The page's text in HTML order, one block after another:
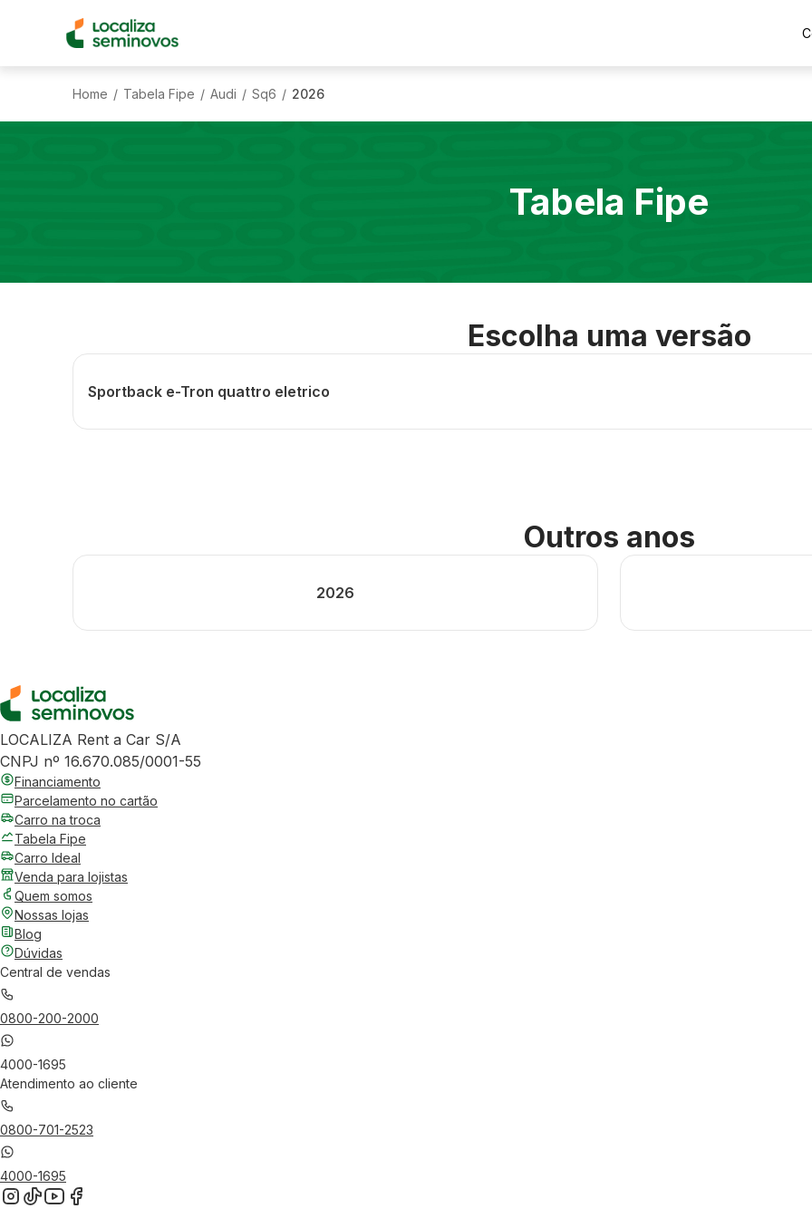
Home / Tabela Fipe / Audi / Sq6 / 2026
Tabela Fipe
Escolha uma versão
Sportback e-Tron quattro eletrico
Outros anos
2026
LOCALIZA Rent a Car S/A
CNPJ nº 16.670.085/0001-55
Financiamento
Parcelamento no cartão
Carro na troca
Tabela Fipe
Carro Ideal
Venda para lojistas
Quem somos
Nossas lojas
Blog
Dúvidas
Central de vendas
0800-200-2000
4000-1695
Atendimento ao cliente
0800-701-2523
4000-1695